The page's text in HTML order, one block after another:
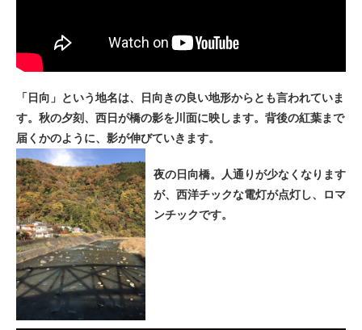
「日向」という地名は、日向きの良い地形からとも言われていま
す。秋の夕刻、西日が橋の影を川面に映します。背後の紅葉まで
届くかのように、影が伸びていきます。
夜の日向橋。人通りが少なくなります
が、西洋チックな電灯が点灯し、ロマ
ンチックです。